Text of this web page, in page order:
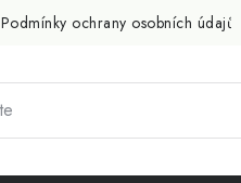
Podmínky ochrany osobních údajů